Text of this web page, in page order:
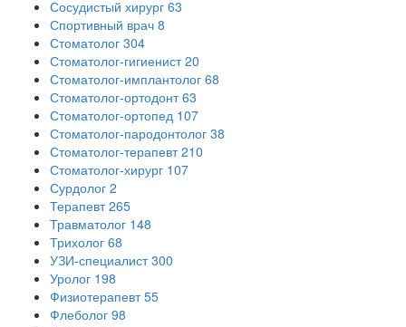
Сосудистый хирург 63
Спортивный врач 8
Стоматолог 304
Стоматолог-гигиенист 20
Стоматолог-имплантолог 68
Стоматолог-ортодонт 63
Стоматолог-ортопед 107
Стоматолог-пародонтолог 38
Стоматолог-терапевт 210
Стоматолог-хирург 107
Сурдолог 2
Терапевт 265
Травматолог 148
Трихолог 68
УЗИ-специалист 300
Уролог 198
Физиотерапевт 55
Флеболог 98